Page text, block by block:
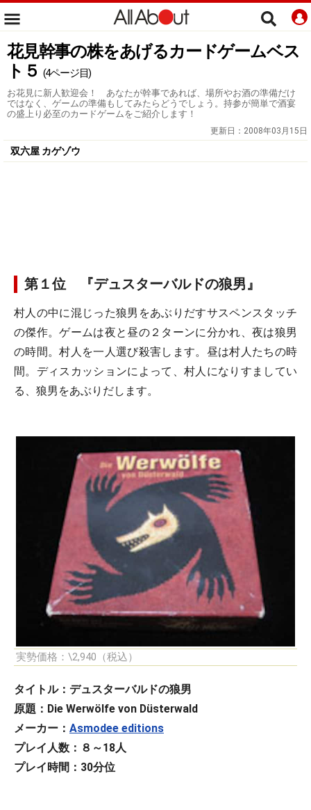
花見幹事の株をあげるカードゲームベス
ト５ (4ページ目)
お花見に新人歓迎会！ あなたが幹事であれば、場所やお酒の準備だけ
ではなく、ゲームの準備もしてみたらどうでしょう。持参が簡単で酒宴
の盛上り必至のカードゲームをご紹介します！
更新日： 2008年03月15日
双六屋 カゲゾウ
第１位 『デュスターバルドの狼男』
村人の中に混じった狼男をあぶりだすサスペンスタッチ
の傑作。ゲームは夜と昼の２ターンに分かれ、夜は狼男
の時間。村人を一人選び殺害します。昼は村人たちの時
間。ディスカッションによって、村人になりすましてい
る、狼男をあぶりだします。
実勢価格：\2,940（税込）
タイトル：デュスターバルドの狼男
原題：Die Werwölfe von Düsterwald
メーカー： Asmodee editions
プレイ人数：８～18人
プレイ時間：30分位